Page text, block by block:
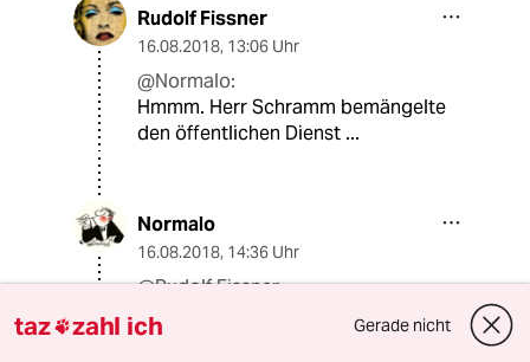
Rudolf Fissner
16.08.2018, 13:06 Uhr
@Normalo:
Hmmm. Herr Schramm bemängelte
den öffentlichen Dienst ...
Normalo
16.08.2018, 14:36 Uhr
@Rudolf Fissner:
...aber nur, weil er von den lukrativen
Anschlussverwendungen in der
taz zahl ich Gerade nicht